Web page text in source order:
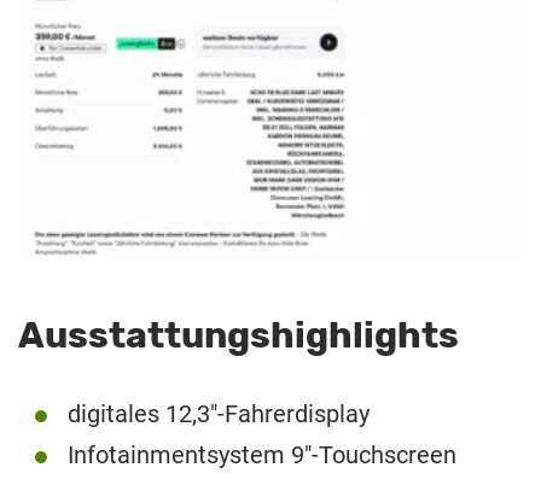
Ausstattungshighlights
digitales 12,3″-Fahrerdisplay
Infotainmentsystem 9″-Touchscreen